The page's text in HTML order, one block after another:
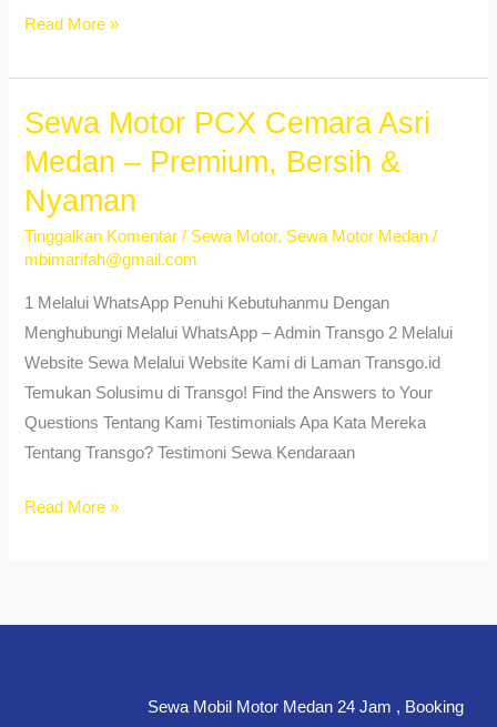
Sewa
Sei
Agul
–
Booking
Cepat
Langsung
Pakai
Read More »
Sewa Motor PCX Cemara Asri
Medan – Premium, Bersih &
Nyaman
Tinggalkan Komentar / Sewa Motor, Sewa Motor Medan /
mbimarifah@gmail.com
1 Melalui WhatsApp Penuhi Kebutuhanmu Dengan
Menghubungi Melalui WhatsApp – Admin Transgo 2 Melalui
Website Sewa Melalui Website Kami di Laman Transgo.id
Temukan Solusimu di Transgo! Find the Answers to Your
Questions Tentang Kami Testimonials Apa Kata Mereka
Tentang Transgo? Testimoni Sewa Kendaraan
Sewa
Asri
Read More »
Sewa Mobil Motor Medan 24 Jam , Booking